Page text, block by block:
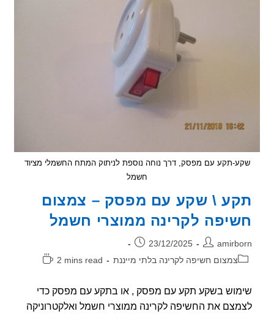
תקע עם מפסק, דרך נוחה נוספת לניתוק המתח החשמלי מציוד
\ שקע עם מפסק – צמצום
לקרינה ממוצרי חשמל
פורסם:
23/12/2025
צמצום חשיפה לקרינה בלתי מייננת
זמן
2 mins read
בשקע תקע עם מפסק , או בתקע עם מפסק כדי
את החשיפה לקרינה ממוצרי חשמל ואלקטרוניקה